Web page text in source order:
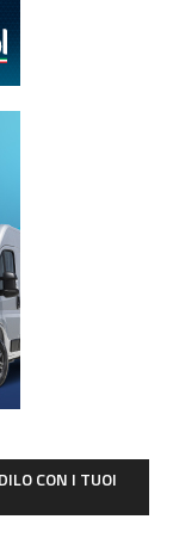
CON I TUOI